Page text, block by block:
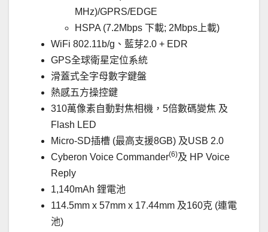
MHz)/GPRS/EDGE
HSPA (7.2Mbps 下載; 2Mbps上載)
WiFi 802.11b/g、藍芽2.0 + EDR
GPS全球衛星定位系統
滑蓋式全字母數字鍵盤
熱感五方操控鍵
310萬像素自動對焦相機，5倍數碼變焦 及
Flash LED
Micro-SD插槽 (最高支援8GB) 及USB 2.0
Cyberon Voice Commander(6)及 HP Voice
Reply
1,140mAh 鋰電池
114.5mm x 57mm x 17.44mm 及160克 (連電
池)